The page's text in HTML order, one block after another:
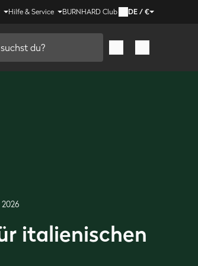
Hilfe & Service BURNHARD Club DE/€
du?
italienischen